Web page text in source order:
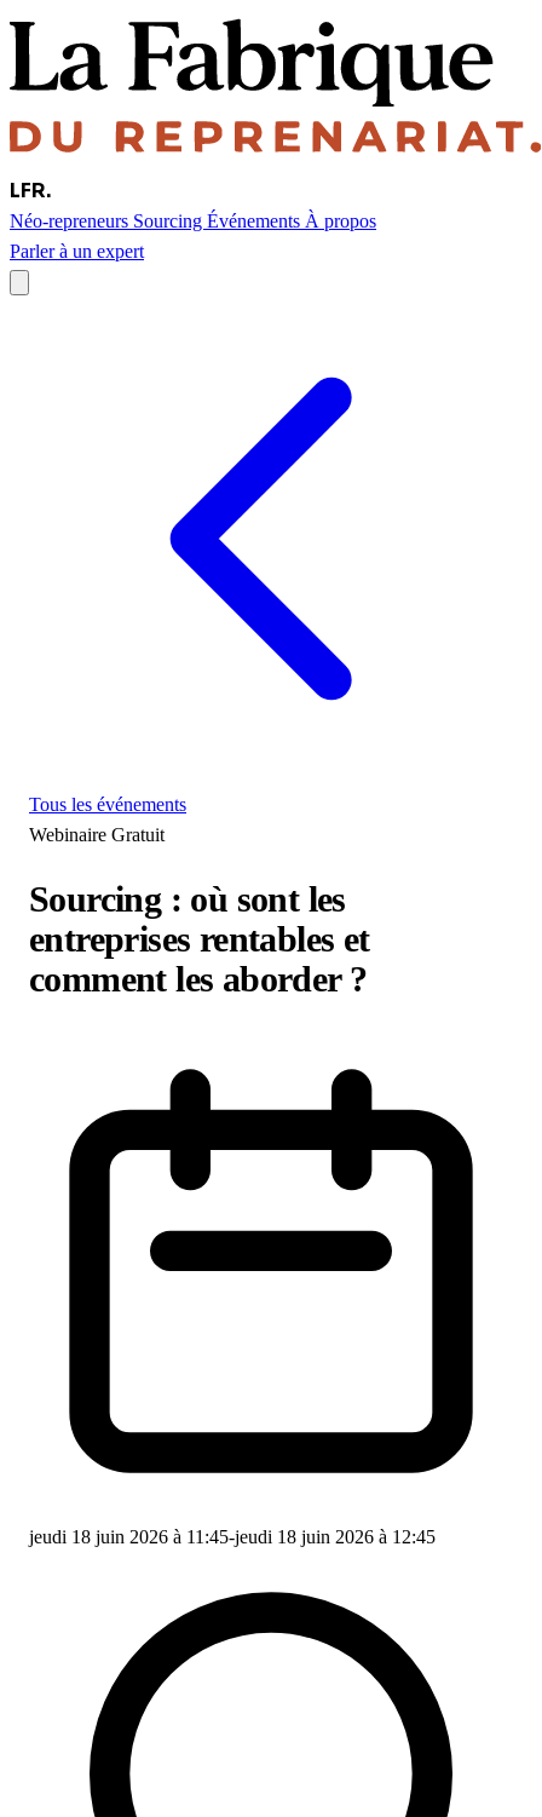
LFR.
Néo-repreneurs Sourcing Événements À propos
Parler à un expert
Tous les événements
Webinaire Gratuit
Sourcing : où sont les
entreprises rentables et
comment les aborder ?
jeudi 18 juin 2026 à 11:45-jeudi 18 juin 2026 à 12:45